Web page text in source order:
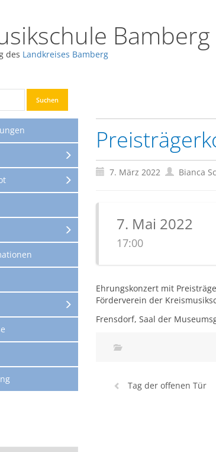
Bamberg
des Landkreises Bamberg
7. März 2022 Bianca
7. Mai 2022
17:00
Ehrungskonzert mit
Förderverein der
Frensdorf, Saal der
Tag der offenen Tür